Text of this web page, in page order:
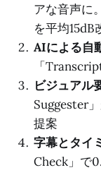
アな音声に
を平均15dB
AIによる自
「
ビジュアル
Suggester
提案
字幕とタイ
Check」で